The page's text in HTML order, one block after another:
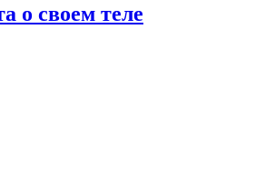
о своем теле